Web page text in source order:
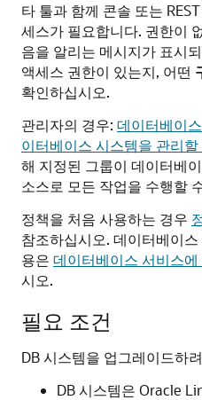
타 툴과 함께 콘솔 또는
세스가 필요합니다. 권한이
음을 알리는 메시지가 표시
액세스 권한이 있는지, 어떤
확인하십시오.
관리자의 경우: 데이터베이
이터베이스 시스템을 관리
해 지정된 그룹이 데이터베
소스로 모든 작업을 수행할
정책을 처음 사용하는 경우
참조하십시오. 데이터베이
용은 데이터베이스 서비스에
시오.
필요 조건
DB 시스템을 업그레이드하
DB 시스템은 Oracle